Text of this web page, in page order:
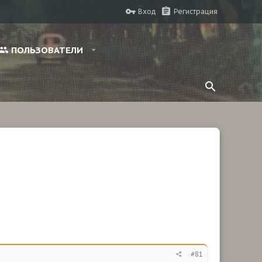
Вход Регистрация
ПОЛЬЗОВАТЕЛИ
#81